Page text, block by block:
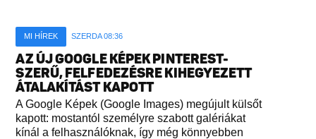
MI HÍREK SZERDA 08:36
AZ ÚJ GOOGLE KÉPEK PINTEREST-
SZERŰ, FELFEDEZÉSRE KIHEGYEZETT
ÁTALAKÍTÁST KAPOTT
A Google Képek (Google Images) megújult külsőt
kapott: mostantól személyre szabott galériákat
kínál a felhasználóknak, így még könnyebben